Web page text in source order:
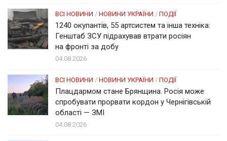
ВСІ НОВИНИ / НОВИНИ УКРАЇНИ / ПОДІЇ
1240 окупантів, 55 артсистем та інша техніка:
Генштаб ЗСУ підрахував втрати росіян
на фронті за добу
04.08.2026
ВСІ НОВИНИ / НОВИНИ УКРАЇНИ / ПОДІЇ
Плацдармом стане Брянщина. Росія може
спробувати прорвати кордон у Чернігівській
області — ЗМІ
04.08.2026